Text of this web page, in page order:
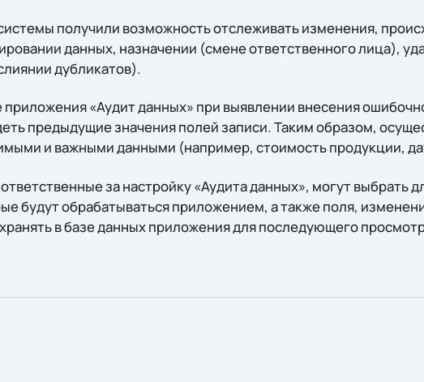
получили возможность отслеживать изменения,
данных, назначении (смене ответственного лица),
дубликатов).
приложения «Аудит данных» при выявлении внесения
предыдущие значения полей записи. Таким образом,
и важными данными (например, стоимость продукции,
за настройку «Аудита данных», могут выбрать
будут обрабатываться приложением, а также поля,
в базе данных приложения для последующего